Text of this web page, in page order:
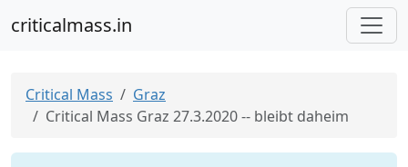
criticalmass.in
Critical Mass
Graz
Critical Mass Graz 27.3.2020 -- bleibt daheim